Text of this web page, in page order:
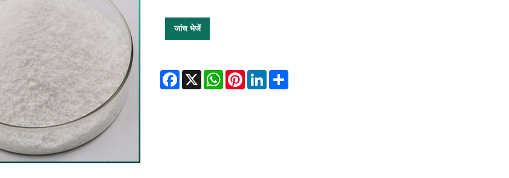
जांच भेजें
Facebook
X WhatsAppPinterestLinkedInShare